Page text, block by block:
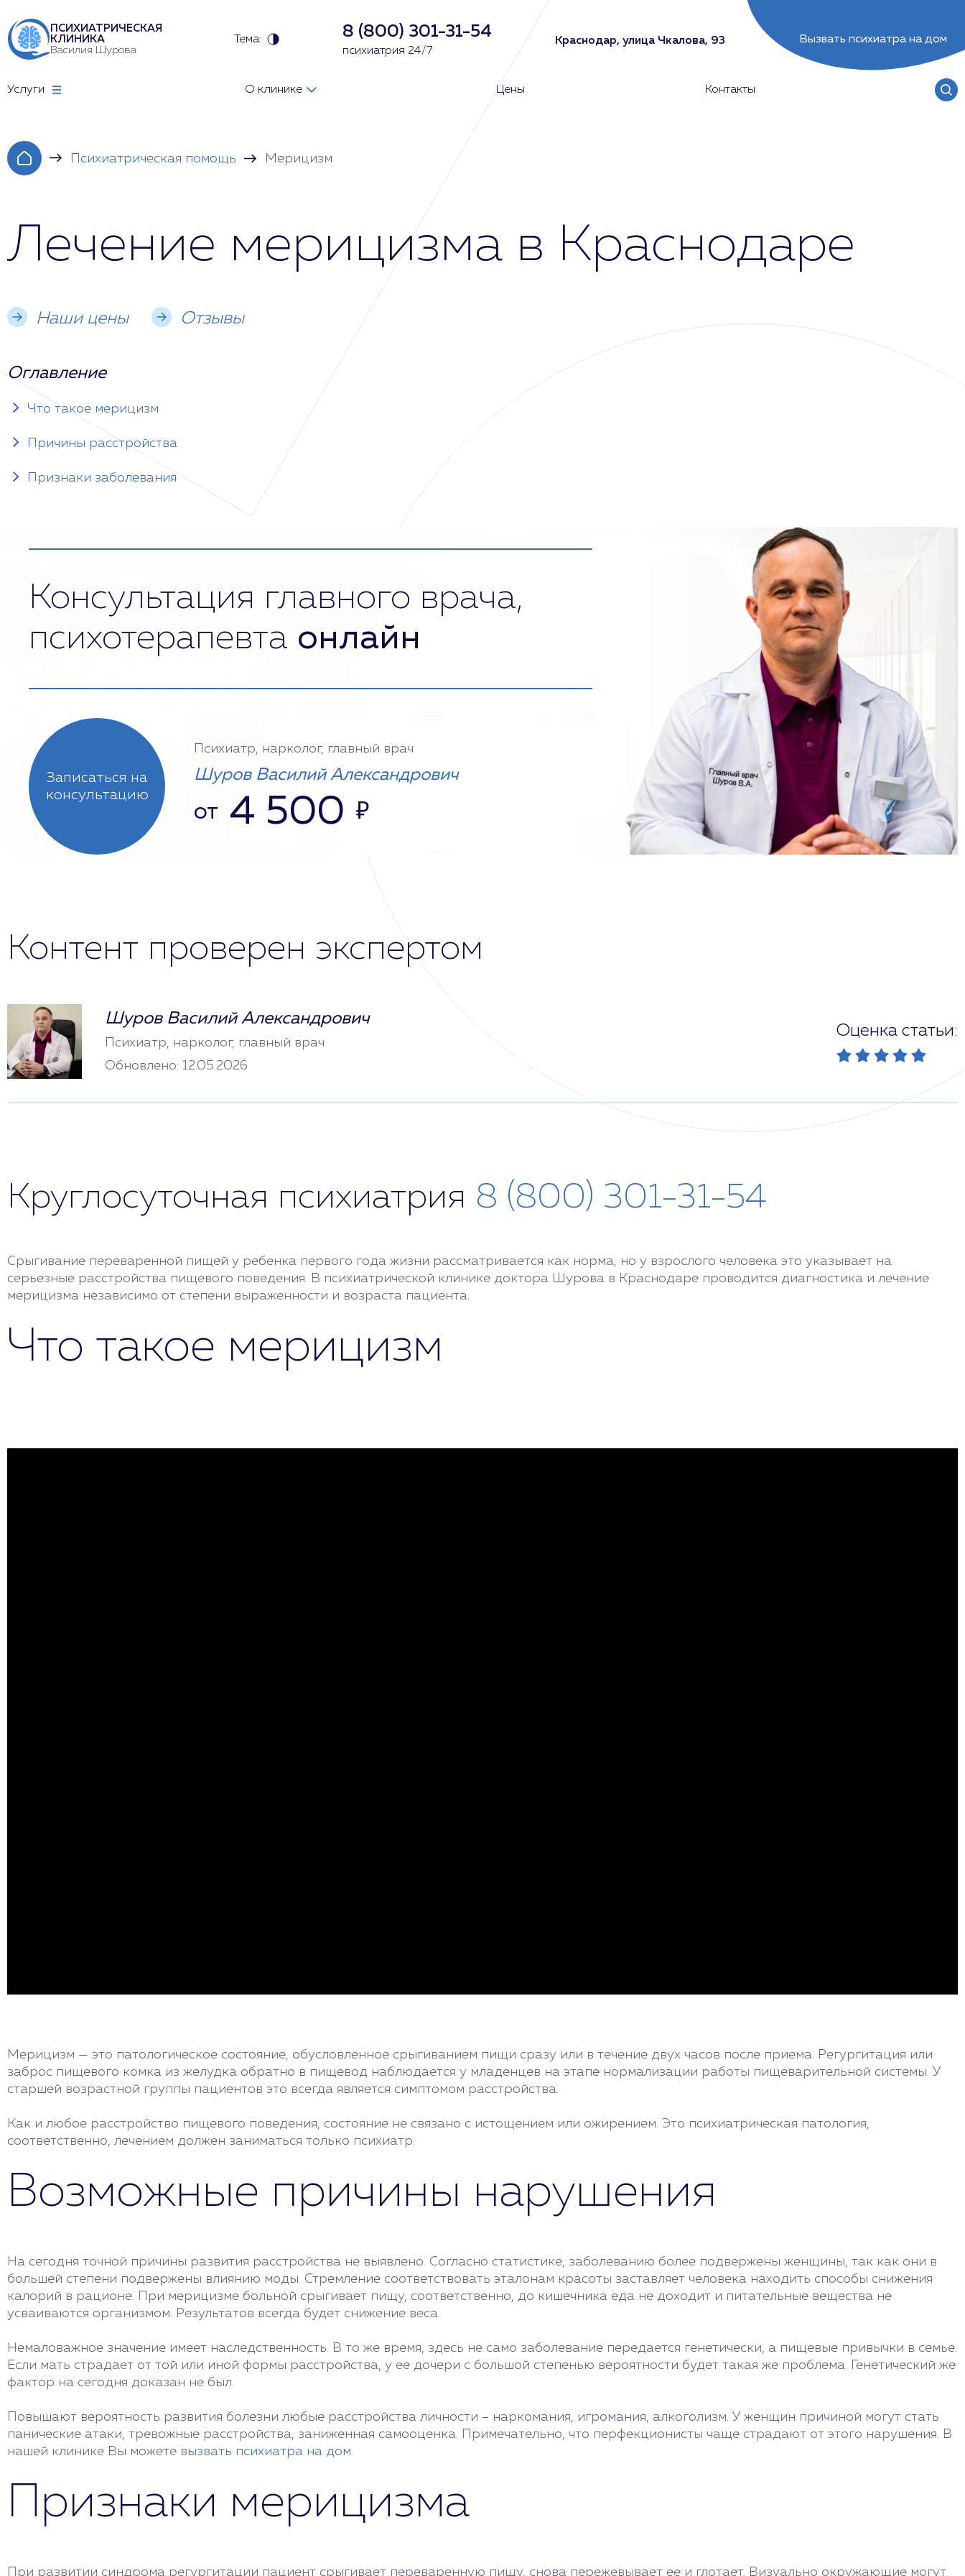
ПСИХИАТРИЧЕСКАЯ
КЛИНИКА
Василия Шурова
Тема: 8 (800) 301-31-54
психиатрия 24/7
Краснодар, улица Чкалова, 93 Вызвать психиатра на дом
Услуги О клинике Цены Контакты
Психиатрическая помощь Мерицизм
Лечение мерицизма в Краснодаре
Наши цены Отзывы
Оглавление
Что такое мерицизм
Причины расстройства
Признаки заболевания
Консультация главного врача,
психотерапевта онлайн
Записаться на
консультацию
Психиатр, нарколог, главный врач
Шуров Василий Александрович
от 4 500 ₽
Контент проверен экспертом
Шуров Василий Александрович
Психиатр, нарколог, главный врач
Обновлено: 12.05.2026
Оценка статьи:
Круглосуточная психиатрия 8 (800) 301-31-54
Срыгивание переваренной пищей у ребенка первого года жизни рассматривается как норма, но у взрослого человека это указывает на
серьезные расстройства пищевого поведения. В психиатрической клинике доктора Шурова в Краснодаре проводится диагностика и лечение
мерицизма независимо от степени выраженности и возраста пациента.
Что такое мерицизм
Мерицизм — это патологическое состояние, обусловленное срыгиванием пищи сразу или в течение двух часов после приема. Регургитация или
заброс пищевого комка из желудка обратно в пищевод наблюдается у младенцев на этапе нормализации работы пищеварительной системы. У
старшей возрастной группы пациентов это всегда является симптомом расстройства.
Как и любое расстройство пищевого поведения, состояние не связано с истощением или ожирением. Это психиатрическая патология,
соответственно, лечением должен заниматься только психиатр.
Возможные причины нарушения
На сегодня точной причины развития расстройства не выявлено. Согласно статистике, заболеванию более подвержены женщины, так как они в
большей степени подвержены влиянию моды. Стремление соответствовать эталонам красоты заставляет человека находить способы снижения
калорий в рационе. При мерицизме больной срыгивает пищу, соответственно, до кишечника еда не доходит и питательные вещества не
усваиваются организмом. Результатов всегда будет снижение веса.
Немаловажное значение имеет наследственность. В то же время, здесь не само заболевание передается генетически, а пищевые привычки в семье.
Если мать страдает от той или иной формы расстройства, у ее дочери с большой степенью вероятности будет такая же проблема. Генетический же
фактор на сегодня доказан не был.
Повышают вероятность развития болезни любые расстройства личности – наркомания, игромания, алкоголизм. У женщин причиной могут стать
панические атаки, тревожные расстройства, заниженная самооценка. Примечательно, что перфекционисты чаще страдают от этого нарушения. В
нашей клинике Вы можете вызвать психиатра на дом.
Признаки мерицизма
При развитии синдрома регургитации пациент срыгивает переваренную пищу, снова пережевывает ее и глотает. Визуально окружающие могут